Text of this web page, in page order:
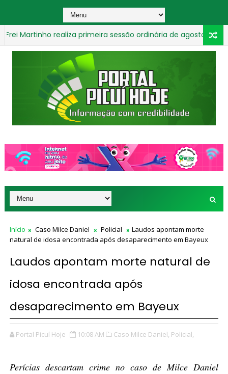
realiza primeira sessão ordinária de agosto com foco em
Início Caso Milce Daniel Policial
Laudos apontam morte
natural de idosa encontrada após desaparecimento em Bayeux
Laudos apontam morte natural de
idosa encontrada após
desaparecimento em Bayeux
Portal Picuí Hoje 10:08 AM Caso Milce Daniel, Policial,
Perícias descartam crime no caso de Milce Daniel